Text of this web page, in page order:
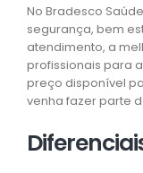
No Bradesco
segurança, bem
atendimento, a
profissionais para
preço disponível
venha fazer parte